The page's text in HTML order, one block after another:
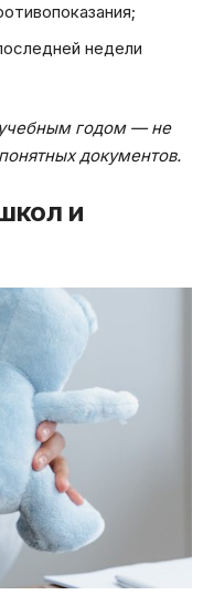
недели
годом — не
документов.
и